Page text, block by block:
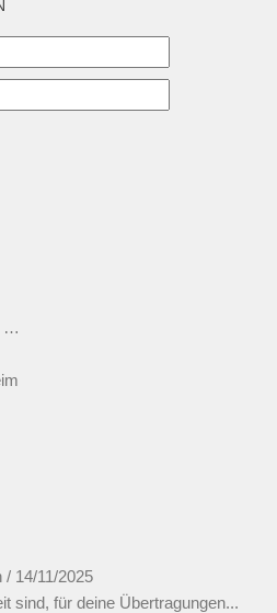
…
/ 14/11/2025
sind, für deine Übertragungen...